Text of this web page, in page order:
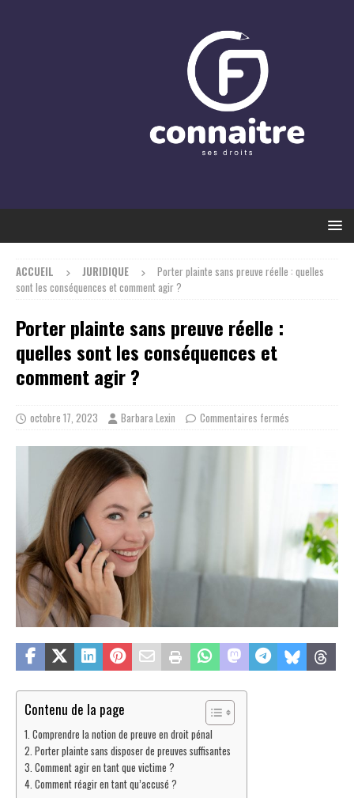
ACCUEIL JURIDIQUE
Porter plainte sans preuve réelle : quelles
sont les conséquences et comment agir ?
Porter plainte sans preuve réelle :
quelles sont les conséquences et
comment agir ?
octobre 17, 2023 Barbara Lexin Commentaires fermés
Contenu de la page
Comprendre la notion de preuve en droit pénal
Porter plainte sans disposer de preuves suffisantes
Comment agir en tant que victime ?
Comment réagir en tant qu’accusé ?